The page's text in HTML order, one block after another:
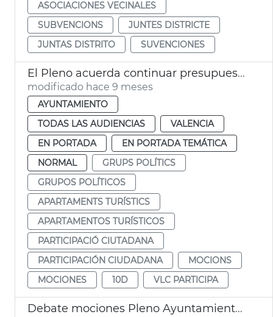
ASOCIACIONES VECINALES
SUBVENCIONS
JUNTES DISTRICTE
JUNTAS DISTRITO
SUVENCIONES
El Pleno acuerda continuar presupuestos participativos ‘VLC Participa’
modificado hace 9 meses
AYUNTAMIENTO
TODAS LAS AUDIENCIAS
VALENCIA
EN PORTADA
EN PORTADA TEMÁTICA
NORMAL
GRUPS POLÍTICS
GRUPOS POLÍTICOS
APARTAMENTS TURÍSTICS
APARTAMENTOS TURÍSTICOS
PARTICIPACIÓ CIUTADANA
PARTICIPACIÓN CIUDADANA
MOCIONS
MOCIONES
10D VLC PARTICIPA
Debate mociones Pleno Ayuntamiento València